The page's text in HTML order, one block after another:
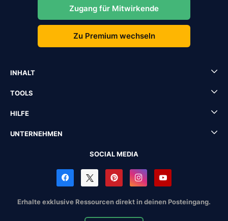
Zugang für Mitwirkende
Zu Premium wechseln
INHALT
TOOLS
HILFE
UNTERNEHMEN
SOCIAL MEDIA
Erhalte exklusive Ressourcen direkt in deinen Posteingang.